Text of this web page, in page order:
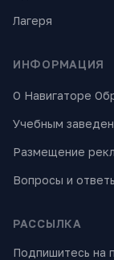
Лагеря
ИНФОРМАЦИЯ
О Навигаторе
Учебным
Размещение
Вопросы и
РАССЫЛКА
Подпишитесь на